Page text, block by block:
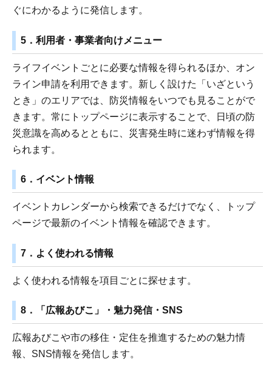
ぐにわかるように発信します。
5．利用者・事業者向けメニュー
ライフイベントごとに必要な情報を得られるほか、オン
ライン申請を利用できます。新しく設けた「いざという
とき」のエリアでは、防災情報をいつでも見ることがで
きます。常にトップページに表示することで、日頃の防
災意識を高めるとともに、災害発生時に迷わず情報を得
られます。
6．イベント情報
イベントカレンダーから検索できるだけでなく、トップ
ページで最新のイベント情報を確認できます。
7．よく使われる情報
よく使われる情報を項目ごとに探せます。
8．「広報あびこ」・魅力発信・SNS
広報あびこや市の移住・定住を推進するための魅力情
報、SNS情報を発信します。